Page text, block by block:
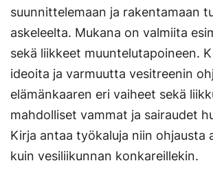
suunnittelemaan ja rakentamaan
askeleelta. Mukana on valmiita
sekä liikkeet muuntelutapoineen.
ideoita ja varmuutta vesitreenin
elämänkaaren eri vaiheet sekä
mahdolliset vammat ja sairaudet
Kirja antaa työkaluja niin ohjausta
kuin vesiliikunnan konkareillekin.